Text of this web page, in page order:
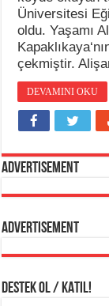
Üniversitesi
oldu. Yaşamı
çekmiştir.
DEVAMINI OKU
Advertisement
Advertisement
DESTEK OL / KATIL!